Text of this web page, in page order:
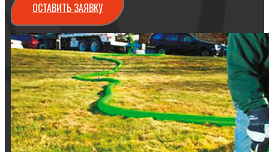
ОСТАВИТЬ ЗАЯВКУ